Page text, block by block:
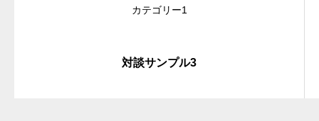
カテゴリー1
対談サンプル3